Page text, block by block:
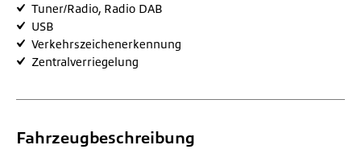
Tuner/Radio, Radio DAB
USB
Verkehrszeichenerkennung
Zentralverriegelung
Fahrzeugbeschreibung